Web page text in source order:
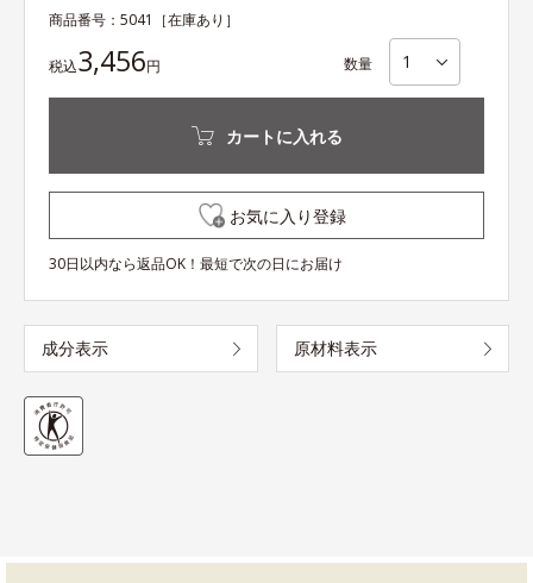
商品番号： 5041 ［在庫あり］
税込3,456円 数量
カートに入れる
お気に入り登録
30日以内なら返品OK！最短で次の日にお届け
成分表示 原材料表示